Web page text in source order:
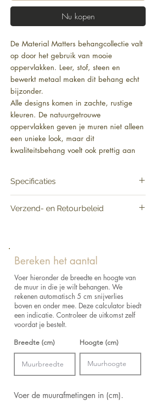
Nu kopen
De Material Matters behangcollectie valt
op door het gebruik van mooie
oppervlakken. Leer, stof, steen en
bewerkt metaal maken dit behang echt
bijzonder.
Alle designs komen in zachte, rustige
kleuren. De natuurgetrouwe
oppervlakken geven je muren niet alleen
een unieke look, maar dit
kwaliteitsbehang voelt ook prettig aan
maak je je ruimte meteen sfeervol en
stijlvol.
Specificaties
Product:Verkoop per rol
Aanzet:Verspringende aanzet 64/32 cm
Keuze uit verschillende kleuren
Lijm:Arte Clearpro of een dispersielijm van
goede kwaliteit
Hoe verlijmen:Muur inlijmen
Lichtbestendigheid:Goed lichtbestendig
Hoe verwijderen:Volledig droog
Onderhoud:Afwasbaar
Verzend- en Retourbeleid
retourbeleid voor de retourvoorwaarden.
Bereken het aantal
Voer hieronder de breedte en hoogte van
de muur in die je wilt behangen. We
rekenen automatisch 5 cm snijverlies
boven en onder mee. Deze calculator biedt
een indicatie. Controleer de uitkomst zelf
voordat je bestelt.
Breedte (cm) Hoogte (cm)
Voer de muurafmetingen in (cm).